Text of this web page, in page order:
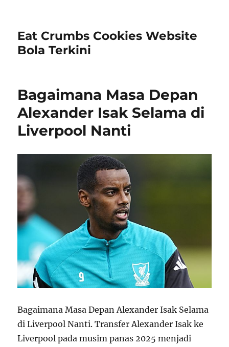
Eat Crumbs Cookies Website
Bola Terkini
Bagaimana Masa Depan
Alexander Isak Selama di
Liverpool Nanti
Bagaimana Masa Depan Alexander Isak Selama
di Liverpool Nanti. Transfer Alexander Isak ke
Liverpool pada musim panas 2025 menjadi